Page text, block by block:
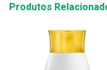
Produtos